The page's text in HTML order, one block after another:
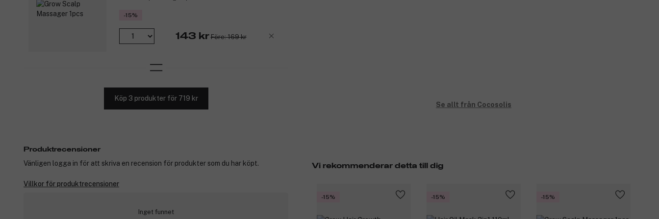
-15%
143 kr Före: 169 kr
Köp 3 produkter för 719 kr
Se allt från Cocosolis
Vi rekommenderar detta till dig
-15% -15% -15%
Produktrecensioner
Vänligen logga in för att skriva en recension för produkter som du har köpt.
Villkor för produktrecensioner
Inget funnet